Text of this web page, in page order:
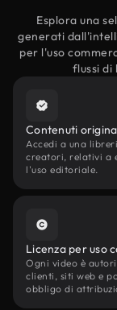
Esplora una
generati
per l'uso
flussi di
Contenuti
Accedi a una
creatori, relativi a
l'uso editoriale.
Licenza per uso
Ogni video è
clienti, siti web e
obbligo di